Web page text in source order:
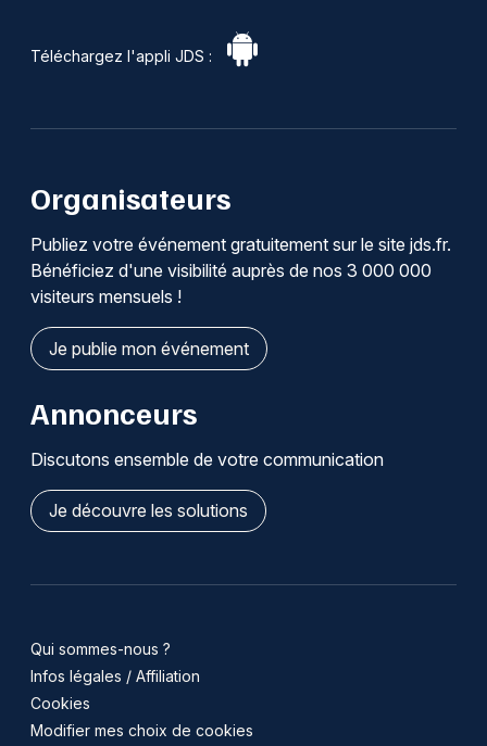
Téléchargez l'appli JDS :
Organisateurs
Publiez votre événement gratuitement sur le site jds.fr.
Bénéficiez d'une visibilité auprès de nos 3 000 000
visiteurs mensuels !
Je publie mon événement
Annonceurs
Discutons ensemble de votre communication
Je découvre les solutions
Qui sommes-nous ?
Infos légales / Affiliation
Cookies
Modifier mes choix de cookies